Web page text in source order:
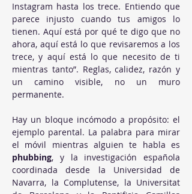
Instagram hasta los trece. Entiendo que
parece injusto cuando tus amigos lo
tienen. Aquí está por qué te digo que no
ahora, aquí está lo que revisaremos a los
trece, y aquí está lo que necesito de ti
mientras tanto”. Reglas, calidez, razón y
un camino visible, no un muro
permanente.
Hay un bloque incómodo a propósito: el
ejemplo parental. La palabra para mirar
phubbing, y la investigación española
coordinada desde la Universidad de
Navarra, la Complutense, la Universitat